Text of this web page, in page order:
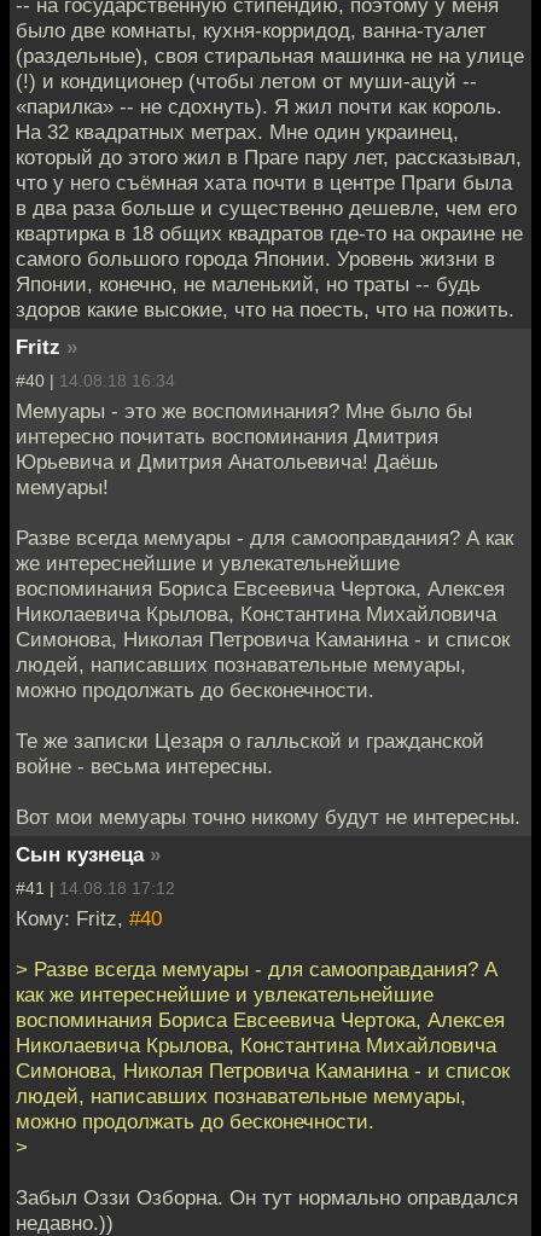
было две комнаты, кухня-корридод, ванна-туалет
(раздельные), своя стиральная машинка не на улице
(!) и кондиционер (чтобы летом от муши-ацуй --
«парилка» -- не сдохнуть). Я жил почти как король.
На 32 квадратных метрах. Мне один украинец,
который до этого жил в Праге пару лет, рассказывал,
что у него съёмная хата почти в центре Праги была
в два раза больше и существенно дешевле, чем его
квартирка в 18 общих квадратов где-то на окраине не
самого большого города Японии. Уровень жизни в
Японии, конечно, не маленький, но траты -- будь
здоров какие высокие, что на поесть, что на пожить.
Fritz »
#40 | 14.08.18 16:34
Мемуары - это же воспоминания? Мне было бы
интересно почитать воспоминания Дмитрия
Юрьевича и Дмитрия Анатольевича! Даёшь
мемуары!
Разве всегда мемуары - для самооправдания? А как
же интереснейшие и увлекательнейшие
воспоминания Бориса Евсеевича Чертока, Алексея
Николаевича Крылова, Константина Михайловича
Симонова, Николая Петровича Каманина - и список
людей, написавших познавательные мемуары,
можно продолжать до бесконечности.
Те же записки Цезаря о галльской и гражданской
войне - весьма интересны.
Вот мои мемуары точно никому будут не интересны.
Сын кузнеца »
#41 | 14.08.18 17:12
Кому: Fritz, #40
> Разве всегда мемуары - для самооправдания? А
как же интереснейшие и увлекательнейшие
воспоминания Бориса Евсеевича Чертока, Алексея
Николаевича Крылова, Константина Михайловича
Симонова, Николая Петровича Каманина - и список
людей, написавших познавательные мемуары,
можно продолжать до бесконечности.
>
Забыл Оззи Озборна. Он тут нормально оправдался
недавно.))